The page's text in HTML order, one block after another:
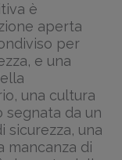
è
aperta
per
e una
una cultura
segnata da un
una
mancanza di